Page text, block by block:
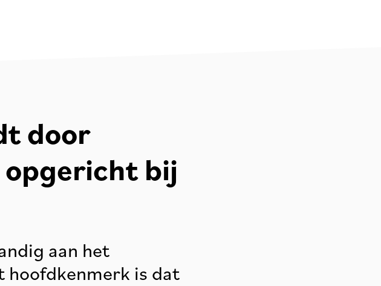
door
bij
aan het
hoofdkenmerk is dat